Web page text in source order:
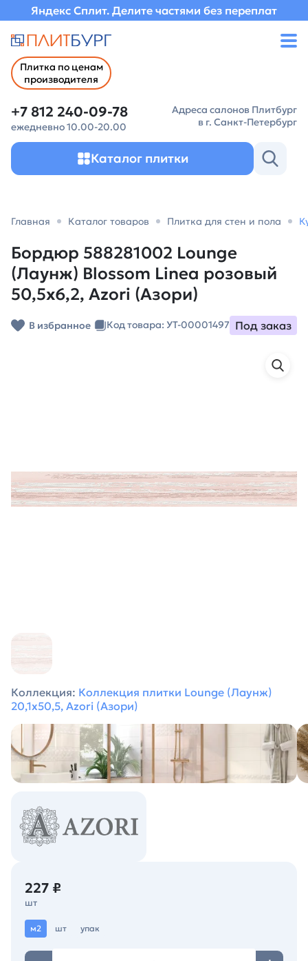
Яндекс Сплит. Делите частями без переплат
Плитка по ценам
производителя
+7 812 240-09-78
ежедневно 10.00-20.00
Адреса салонов Плитбург
в г. Санкт-Петербург
Каталог плитки
Главная Каталог товаров Плитка для стен и пола
Бордюр 588281002 Lounge
(Лаунж) Blossom Linea розовый
50,5х6,2, Azori (Азори)
В избранное Код товара: УТ-00001497 Под заказ
Коллекция: Коллекция плитки Lounge (Лаунж)
20,1х50,5, Azori (Азори)
227 ₽
шт
м2 шт упак